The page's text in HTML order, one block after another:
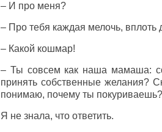
– И про меня?
– Про тебя каждая мелочь, вплоть
– Какой кошмар!
– Ты совсем как наша мамаша:
принять собственные желания?
понимаю, почему ты покуриваешь?
Я не знала, что ответить.